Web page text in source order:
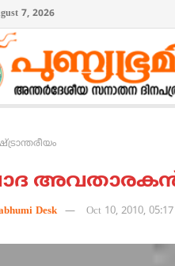
7, 2026
അവതാരകന്‍
Desk Oct 10, 2010,